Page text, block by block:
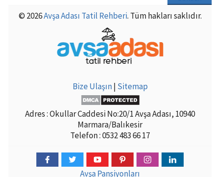
© 2026Avşa Adası Tatil Rehberi. Tüm hakları saklıdır.
Bize Ulaşın| Sitemap
Adres : Okullar Caddesi No:20/1 Avşa Adası, 10940
Marmara/Balıkesir
Telefon : 0532 483 66 17
Avşa Pansiyonları